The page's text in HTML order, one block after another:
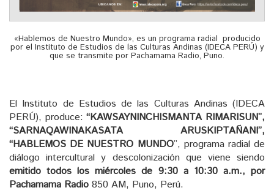
«Hablemos de Nuestro Mundo», es un programa radial producido
por el Instituto de Estudios de las Culturas Andinas (IDECA PERÚ) y
que se transmite por Pachamama Radio, Puno.
El Instituto de Estudios de las Culturas Andinas (IDECA
PERÚ), produce:“KAWSAYNINCHISMANTA RIMARISUN”,
“SARNAQAWINAKASATA ARUSKIPTAÑANI”,
“HABLEMOS DE NUESTRO MUNDO”, programa radial de
diálogo intercultural y descolonización que viene siendo
emitido todos los miércoles de 9:30 a 10:30 a.m., por
Pachamama Radio 850 AM, Puno, Perú.